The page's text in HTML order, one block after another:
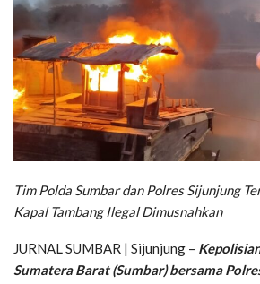
Tim Polda Sumbar dan Polres Sijunjung
Kapal Tambang Ilegal Dimusnahkan
JURNAL SUMBAR | Sijunjung –
Sumatera Barat (Sumbar) bersama